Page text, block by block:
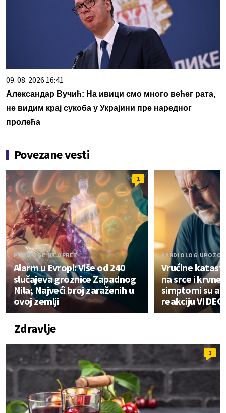
09. 08. 2026 16:41
Александар Вучић: На ивици смо много већег рата,
не видим крај сукоба у Украјини пре наредног
пролећа
Povezane vesti
1
POZIVA SE NA OPREZ
Alarm u Evropi: Više od 240
slučajeva groznice Zapadnog
Nila; Najveći broj zaraženih u
ovoj zemlji
KARDIOLOG
Vrućine
na srce i krvne
simptomi su
reakciju VIDEO
Zdravlje
1